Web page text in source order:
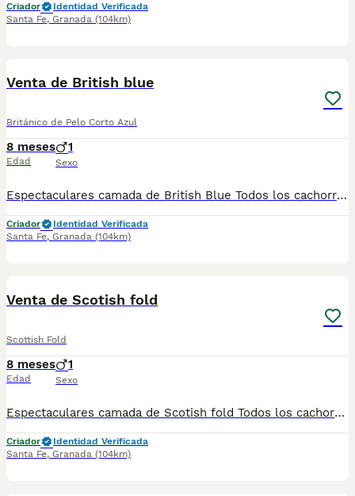
Criador
Identidad Verificada
Santa Fe, Granada (104km)
Venta de British blue
Británico de Pelo Corto Azul
8 meses
Edad
1
Sexo
Espectaculares camada de British Blue Todos los cachorritos se entregan con unos dos meses y medio de edad y sus vacunas correspondientes, desparasitados interna y externamente, con certificado de salud, y garantía tanto por enfermedad vírica como congénito genética. Posibilidad de entregar en toda España mediante transporte propio preparado para animales y con chofer privado. Los precios pueden variar según las características y morfología de cada cachorro. Añádenos al whats app o llámanos, y encantados atenderemos todas tus dudas y consultas. Teléfono / Whats app: 641 92 23 90
Criador
Identidad Verificada
Santa Fe, Granada (104km)
Venta de Scotish fold
Scottish Fold
8 meses
Edad
1
Sexo
Espectaculares camada de Scotish fold Todos los cachorritos se entregan con unos dos meses y medio de edad y sus vacunas correspondientes, desparasitados interna y externamente, con certificado de salud, y garantía tanto por enfermedad vírica como congénito genética. Posibilidad de entregar en toda España mediante transporte propio preparado para animales y con chofer privado. Los precios pueden variar según las características y morfología de cada cachorro. Añádenos al whats app o llámanos, y encantados atenderemos todas tus dudas y consultas. Teléfono / Whats app: 641 92 23 90
Criador
Identidad Verificada
Santa Fe, Granada (104km)